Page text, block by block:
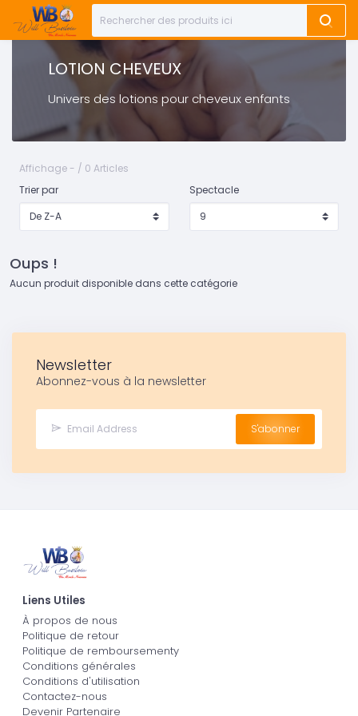
LOTION CHEVEUX
Univers des lotions pour cheveux enfants
Affichage - / 0 Articles
Trier par
Spectacle
Oups !
Aucun produit disponible dans cette catégorie
Newsletter
Abonnez-vous à la newsletter
S'abonner
Liens Utiles
À propos de nous
Politique de retour
Politique de remboursementy
Conditions générales
Conditions d'utilisation
Contactez-nous
Devenir Partenaire